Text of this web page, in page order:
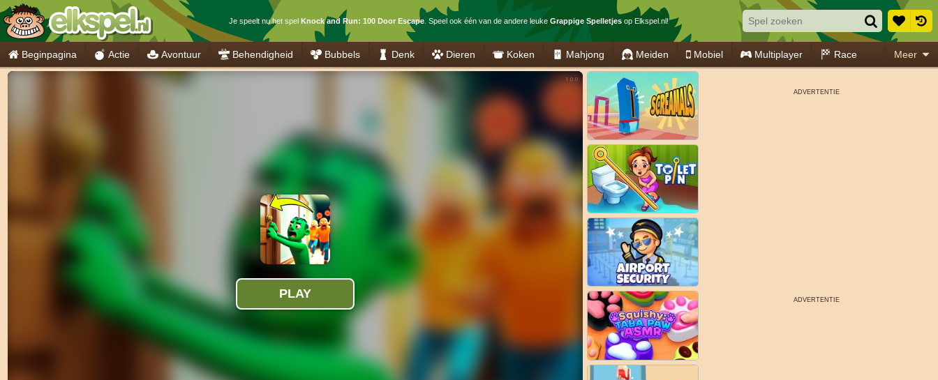
Je speelt nu het spel Knock and Run: 100 Door Escape. Speel ook één van de andere leuke Grappige Spelletjesop Elkspel.nl!
Beginpagina Actie Avontuur Behendigheid Bubbels Denk Dieren Koken Mahjong Meiden Mobiel Multiplayer Race Meer